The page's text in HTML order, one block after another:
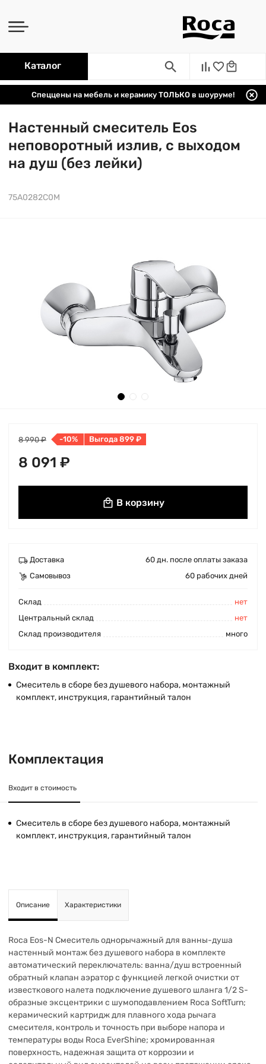
Каталог
Спеццены на мебель и керамику ТОЛЬКО в шоуруме!
Настенный смеситель Eos
неповоротный излив, с выходом
на душ (без лейки)
75A0282C0M
8 990 ₽ -10% Выгода 899 ₽
8 091 ₽
В корзину
Доставка
60 дн. после оплаты заказа
Самовывоз
60 рабочих дней
Cклад
нет
Центральный склад
нет
Склад производителя
много
Входит в комплект:
Смеситель в сборе без душевого набора, монтажный
комплект, инструкция, гарантийный талон
Комплектация
Входит в стоимость
Смеситель в сборе без душевого набора, монтажный
комплект, инструкция, гарантийный талон
Описание Характеристики
Roca Eos-N Смеситель однорычажный для ванны-душа
настенный монтаж без душевого набора в комплекте
автоматический переключатель: ванна/душ встроенный
обратный клапан аэратор с функцией легкой очистки от
известкового налета подключение душевого шланга 1/2 S-
образные эксцентрики с шумоподавлением Roca SoftTurn;
керамический картридж для плавного хода рычага
смесителя, контроль и точность при выборе напора и
температуры воды Roca EverShine; хромированная
поверхность, надежная защита от коррозии и